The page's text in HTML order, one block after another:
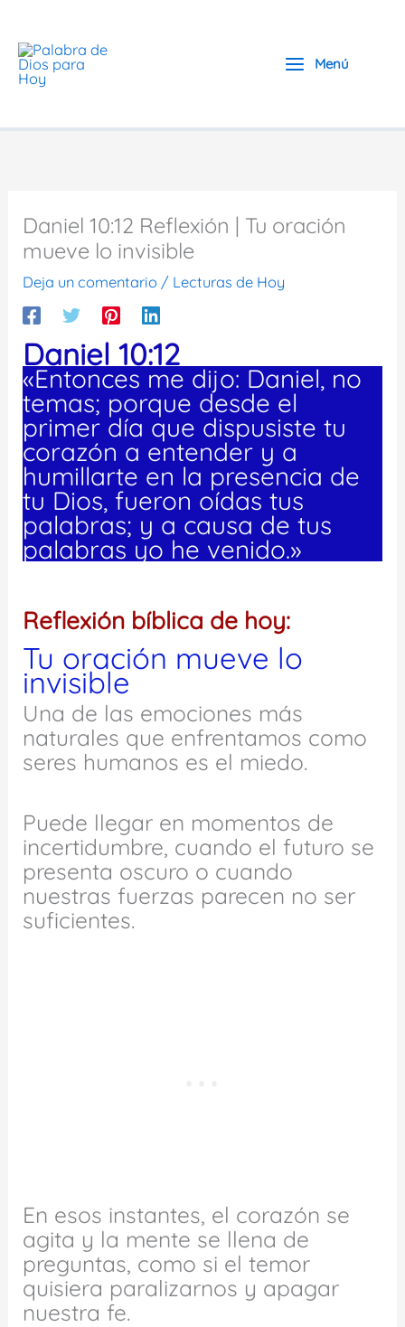
contenido
Menú
Daniel 10:12 Reflexión | Tu oración
mueve lo invisible
Deja un comentario / Lecturas de Hoy
Daniel 10:12
«Entonces me dijo: Daniel, no
temas; porque desde el
primer día que dispusiste tu
corazón a entender y a
humillarte en la presencia de
tu Dios, fueron oídas tus
palabras; y a causa de tus
palabras yo he venido.»
Reflexión bíblica de hoy:
Tu oración mueve lo
invisible
Una de las emociones más
naturales que enfrentamos como
seres humanos es el miedo.
Puede llegar en momentos de
incertidumbre, cuando el futuro se
presenta oscuro o cuando
nuestras fuerzas parecen no ser
suficientes.
En esos instantes, el corazón se
agita y la mente se llena de
preguntas, como si el temor
quisiera paralizarnos y apagar
nuestra fe.